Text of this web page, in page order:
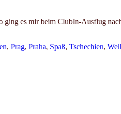
ging es mir beim ClubIn-Ausflug
, Prag, Praha, Spaß, Tschechien,